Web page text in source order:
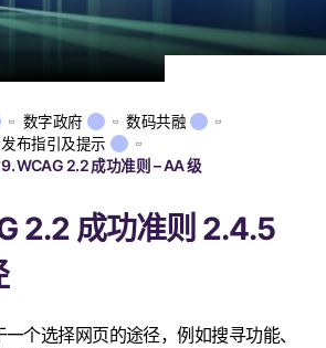
数字政府
数码共融
发布指引及提示
9. WCAG 2.2 成功准则 – AA 级
2.2 成功准则 2.4.5
个选择网页的途径，例如搜寻功能、